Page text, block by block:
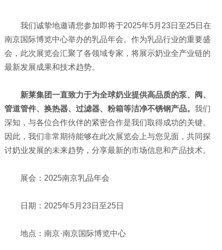
我们诚挚地邀请您参加即将于2025年5月23日至25日在
南京国际博览中心举办的乳品年会。作为乳品行业的重要盛
会，此次展览会汇聚了各领域专家，将展示奶业全产业链的
最新发展成果和技术趋势。
新莱集团一直致力于为全球奶业提供高品质的泵、阀、
管道管件、换热器、过滤器、粉箱等洁净不锈钢产品。 我们
深知，与各位合作伙伴的紧密合作是我们取得成功的关键。
因此，我们非常期待能够在此次展览会上与您见面，共同探
讨奶业发展的未来趋势，分享最新的市场信息和产品技术。
展会：2025南京乳品年会
日期：2025年5月23日至25日
地点：南京·南京国际博览中心